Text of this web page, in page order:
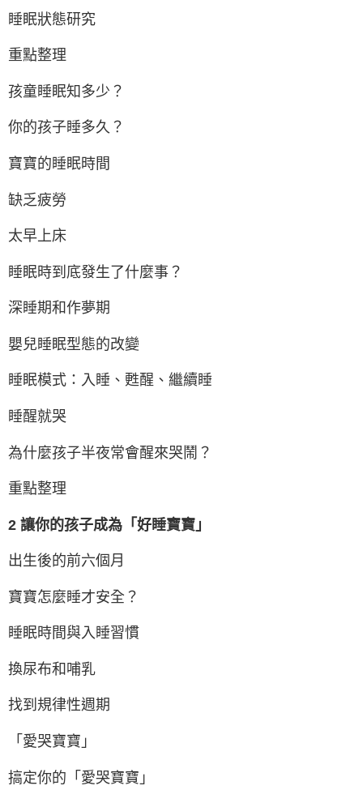
睡眠狀態研究
重點整理
孩童睡眠知多少？
你的孩子睡多久？
寶寶的睡眠時間
缺乏疲勞
太早上床
睡眠時到底發生了什麼事？
深睡期和作夢期
嬰兒睡眠型態的改變
睡眠模式：入睡、甦醒、繼續睡
睡醒就哭
為什麼孩子半夜常會醒來哭鬧？
重點整理
2 讓你的孩子成為「好睡寶寶」
出生後的前六個月
寶寶怎麼睡才安全？
睡眠時間與入睡習慣
換尿布和哺乳
找到規律性週期
「愛哭寶寶」
搞定你的「愛哭寶寶」